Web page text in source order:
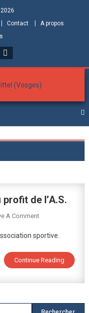
Contact
A propos
de
de l’A.S.
A CommentOn
De
Lorrains
sportive.
Continue Reading
Rechercher :